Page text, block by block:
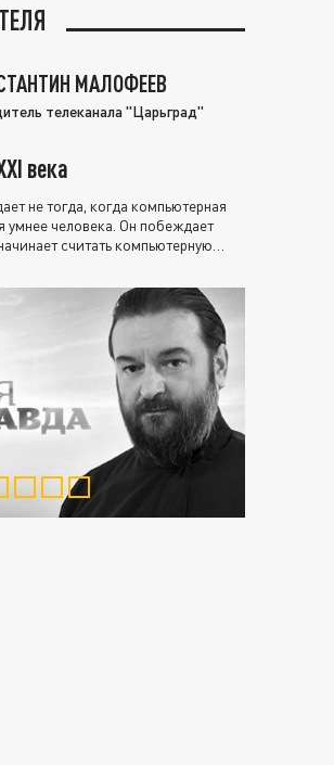
МАЛОФЕЕВ
телеканала "Царьград"
века
не тогда, когда компьютерная
умнее человека. Он побеждает
считать компьютерную